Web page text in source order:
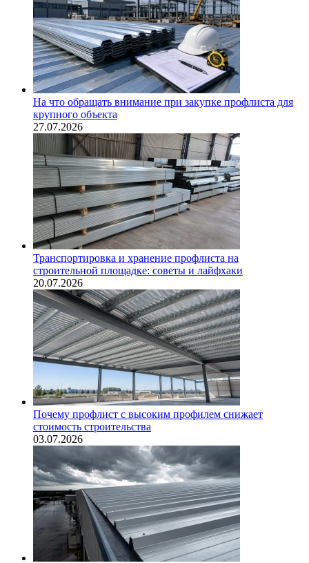
На что обращать внимание при закупке профлиста для
крупного объекта
27.07.2026
Транспортировка и хранение профлиста на
строительной площадке: советы и лайфхаки
20.07.2026
Почему профлист с высоким профилем снижает
стоимость строительства
03.07.2026